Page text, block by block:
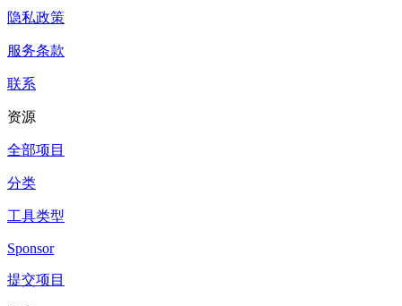
隐私政策
服务条款
联系
资源
全部项目
分类
工具类型
Sponsor
提交项目